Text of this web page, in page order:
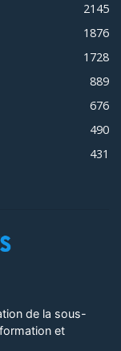
2145
1876
1728
889
676
490
431
de la sous-
et